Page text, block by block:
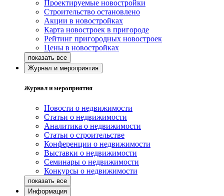
Проектируемые новостройки
Строительство остановлено
Акции в новостройках
Карта новостроек в пригороде
Рейтинг пригородных новостроек
Цены в новостройках
Журнал и мероприятия
Журнал и мероприятия
Новости о недвижимости
Статьи о недвижимости
Аналитика о недвижимости
Статьи о строительстве
Конференции о недвижимости
Выставки о недвижимости
Семинары о недвижимости
Конкурсы о недвижимости
Информация